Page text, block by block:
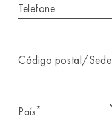
Telefone
Código postal/Sede
País*